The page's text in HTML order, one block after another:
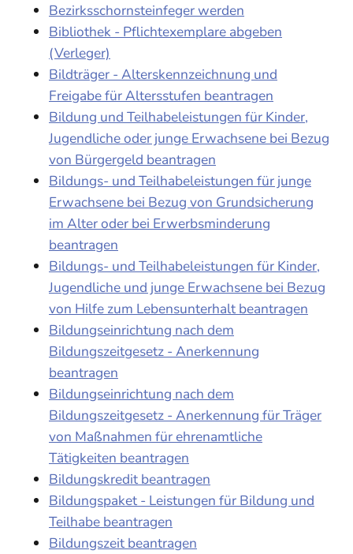
Bezirksschornsteinfeger werden
Bibliothek - Pflichtexemplare abgeben
(Verleger)
Bildträger - Alterskennzeichnung und
Freigabe für Altersstufen beantragen
Bildung und Teilhabeleistungen für Kinder,
Jugendliche oder junge Erwachsene bei Bezug
von Bürgergeld beantragen
Bildungs- und Teilhabeleistungen für junge
Erwachsene bei Bezug von Grundsicherung
im Alter oder bei Erwerbsminderung
beantragen
Bildungs- und Teilhabeleistungen für Kinder,
Jugendliche und junge Erwachsene bei Bezug
von Hilfe zum Lebensunterhalt beantragen
Bildungseinrichtung nach dem
Bildungszeitgesetz - Anerkennung
beantragen
Bildungseinrichtung nach dem
Bildungszeitgesetz - Anerkennung für Träger
von Maßnahmen für ehrenamtliche
Tätigkeiten beantragen
Bildungskredit beantragen
Bildungspaket - Leistungen für Bildung und
Teilhabe beantragen
Bildungszeit beantragen